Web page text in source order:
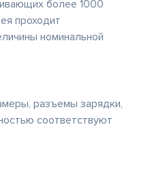
более 1000
проходит
номинальной
разъемы зарядки,
соответствуют